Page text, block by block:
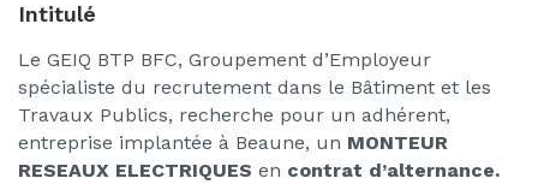
Intitulé
Le GEIQ BTP BFC, Groupement d’Employeur
spécialiste du recrutement dans le Bâtiment et les
Travaux Publics, recherche pour un adhérent,
entreprise implantée à Beaune, un MONTEUR
RESEAUX ELECTRIQUES en contrat d’alternance.